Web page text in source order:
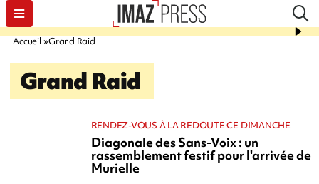
Accueil Grand Raid
Grand Raid
RENDEZ-VOUS À LA REDOUTE CE DIMANCHE
Diagonale des Sans-Voix : un
rassemblement festif pour l'arrivée de
Murielle